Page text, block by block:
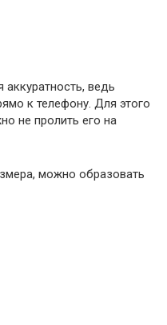
ведь
к телефону. Для этого
не пролить его на
можно образовать